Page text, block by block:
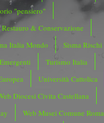
"pensiero"
Restauro & Conservazione
Italia Mondo
Sisma Rischi
Turismo Italia
Università Cattolica
Diocesi Civita Castellana
Web Musei Comune Roma